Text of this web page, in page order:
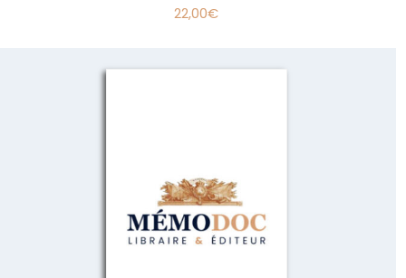
22,00€